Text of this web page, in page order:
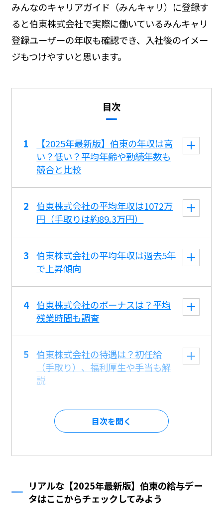
みんなのキャリアガイド（みんキャリ）に登録す
ると伯東株式会社で実際に働いているみんキャリ
登録ユーザーの年収も確認でき、入社後のイメー
ジもつけやすいと思います。
目次
【2025年最新版】伯東の年収は高
い？低い？平均年齢や勤続年数も
競合と比較
伯東株式会社の平均年収は1072万
円（手取りは約89.3万円）
伯東株式会社の平均年収は過去5年
で上昇傾向
伯東株式会社のボーナスは？平均
残業時間も調査
伯東株式会社の待遇は？初任給
（手取り）、福利厚生や手当も解
説
目次を
リアルな【2025年最新版】伯東の給与デー
タはここからチェックしてみよう